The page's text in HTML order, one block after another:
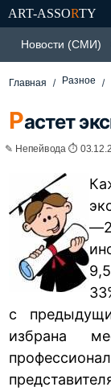
ART-ASSORTY
Новости (СМИ)
Главная Разное
Растет
✎ Непейвода ⏱
с
избрана